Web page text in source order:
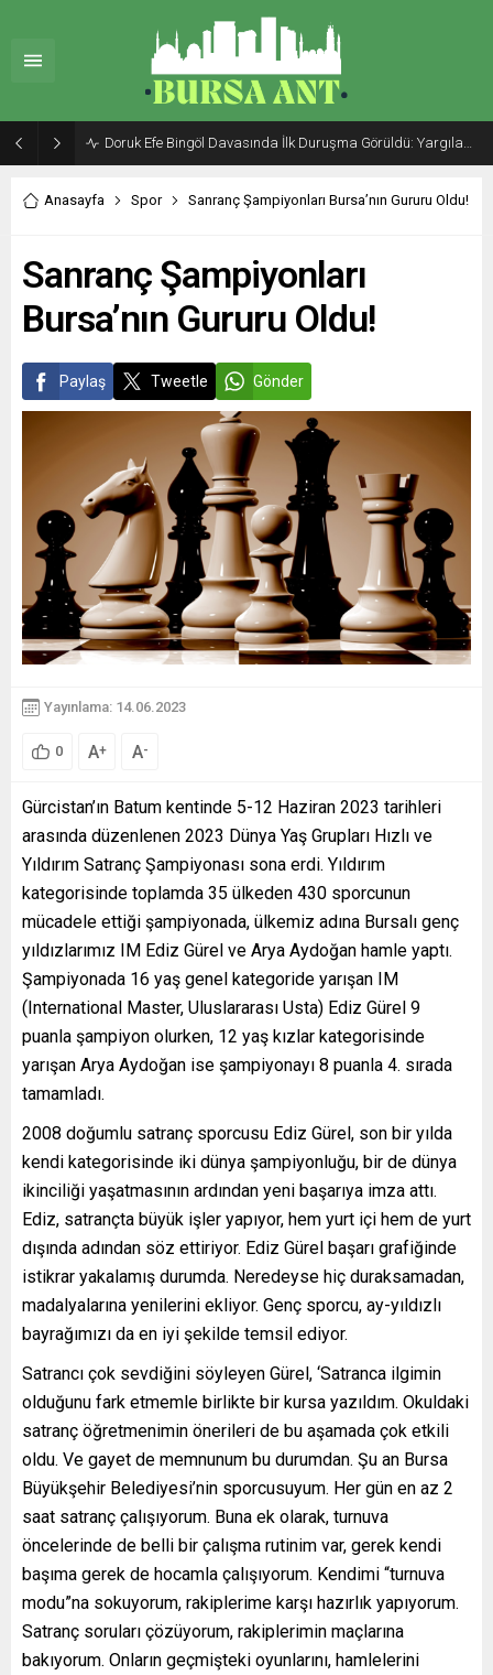
Doruk Efe Bingöl Davasında İlk Duruşma Görüldü: Yargılama 20 Ekim 2026’ya Ertelendi
Anasayfa Spor Sanranç Şampiyonları Bursa’nın Gururu Oldu!
Sanranç Şampiyonları
Bursa’nın Gururu Oldu!
Paylaş Tweetle Gönder
Yayınlama: 14.06.2023
0 A+ A-
Gürcistan’ın Batum kentinde 5-12 Haziran 2023 tarihleri
arasında düzenlenen 2023 Dünya Yaş Grupları Hızlı ve
Yıldırım Satranç Şampiyonası sona erdi. Yıldırım
kategorisinde toplamda 35 ülkeden 430 sporcunun
mücadele ettiği şampiyonada, ülkemiz adına Bursalı genç
yıldızlarımız IM Ediz Gürel ve Arya Aydoğan hamle yaptı.
Şampiyonada 16 yaş genel kategoride yarışan IM
(International Master, Uluslararası Usta) Ediz Gürel 9
puanla şampiyon olurken, 12 yaş kızlar kategorisinde
yarışan Arya Aydoğan ise şampiyonayı 8 puanla 4. sırada
tamamladı.
2008 doğumlu satranç sporcusu Ediz Gürel, son bir yılda
kendi kategorisinde iki dünya şampiyonluğu, bir de dünya
ikinciliği yaşatmasının ardından yeni başarıya imza attı.
Ediz, satrançta büyük işler yapıyor, hem yurt içi hem de yurt
dışında adından söz ettiriyor. Ediz Gürel başarı grafiğinde
istikrar yakalamış durumda. Neredeyse hiç duraksamadan,
madalyalarına yenilerini ekliyor. Genç sporcu, ay-yıldızlı
bayrağımızı da en iyi şekilde temsil ediyor.
Satrancı çok sevdiğini söyleyen Gürel, ‘Satranca ilgimin
olduğunu fark etmemle birlikte bir kursa yazıldım. Okuldaki
satranç öğretmenimin önerileri de bu aşamada çok etkili
oldu. Ve gayet de memnunum bu durumdan. Şu an Bursa
Büyükşehir Belediyesi’nin sporcusuyum. Her gün en az 2
saat satranç çalışıyorum. Buna ek olarak, turnuva
öncelerinde de belli bir çalışma rutinim var, gerek kendi
başıma gerek de hocamla çalışıyorum. Kendimi “turnuva
modu”na sokuyorum, rakiplerime karşı hazırlık yapıyorum.
Satranç soruları çözüyorum, rakiplerimin maçlarına
bakıyorum. Onların geçmişteki oyunlarını, hamlelerini